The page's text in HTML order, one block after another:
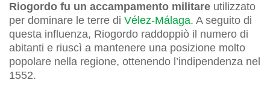
Riogordo fu un accampamento militare utilizzato
per dominare le terre di Vélez-Málaga. A seguito di
questa influenza, Riogordo raddoppiò il numero di
abitanti e riuscì a mantenere una posizione molto
popolare nella regione, ottenendo l’indipendenza nel
1552.